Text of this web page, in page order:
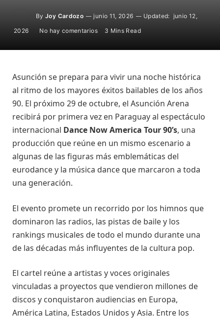
By Joy Cardozo junio 11, 2026 Updated: junio 12,
2026
No hay comentarios 3 Mins Read
Asunción se prepara para vivir una noche histórica
al ritmo de los mayores éxitos bailables de los años
90. El próximo 29 de octubre, el Asunción Arena
recibirá por primera vez en Paraguay al espectáculo
internacional Dance Now America Tour 90’s, una
producción que reúne en un mismo escenario a
algunas de las figuras más emblemáticas del
eurodance y la música dance que marcaron a toda
una generación.
El evento promete un recorrido por los himnos que
dominaron las radios, las pistas de baile y los
rankings musicales de todo el mundo durante una
de las décadas más influyentes de la cultura pop.
El cartel reúne a artistas y voces originales
vinculadas a proyectos que vendieron millones de
discos y conquistaron audiencias en Europa,
América Latina, Estados Unidos y Asia. Entre los